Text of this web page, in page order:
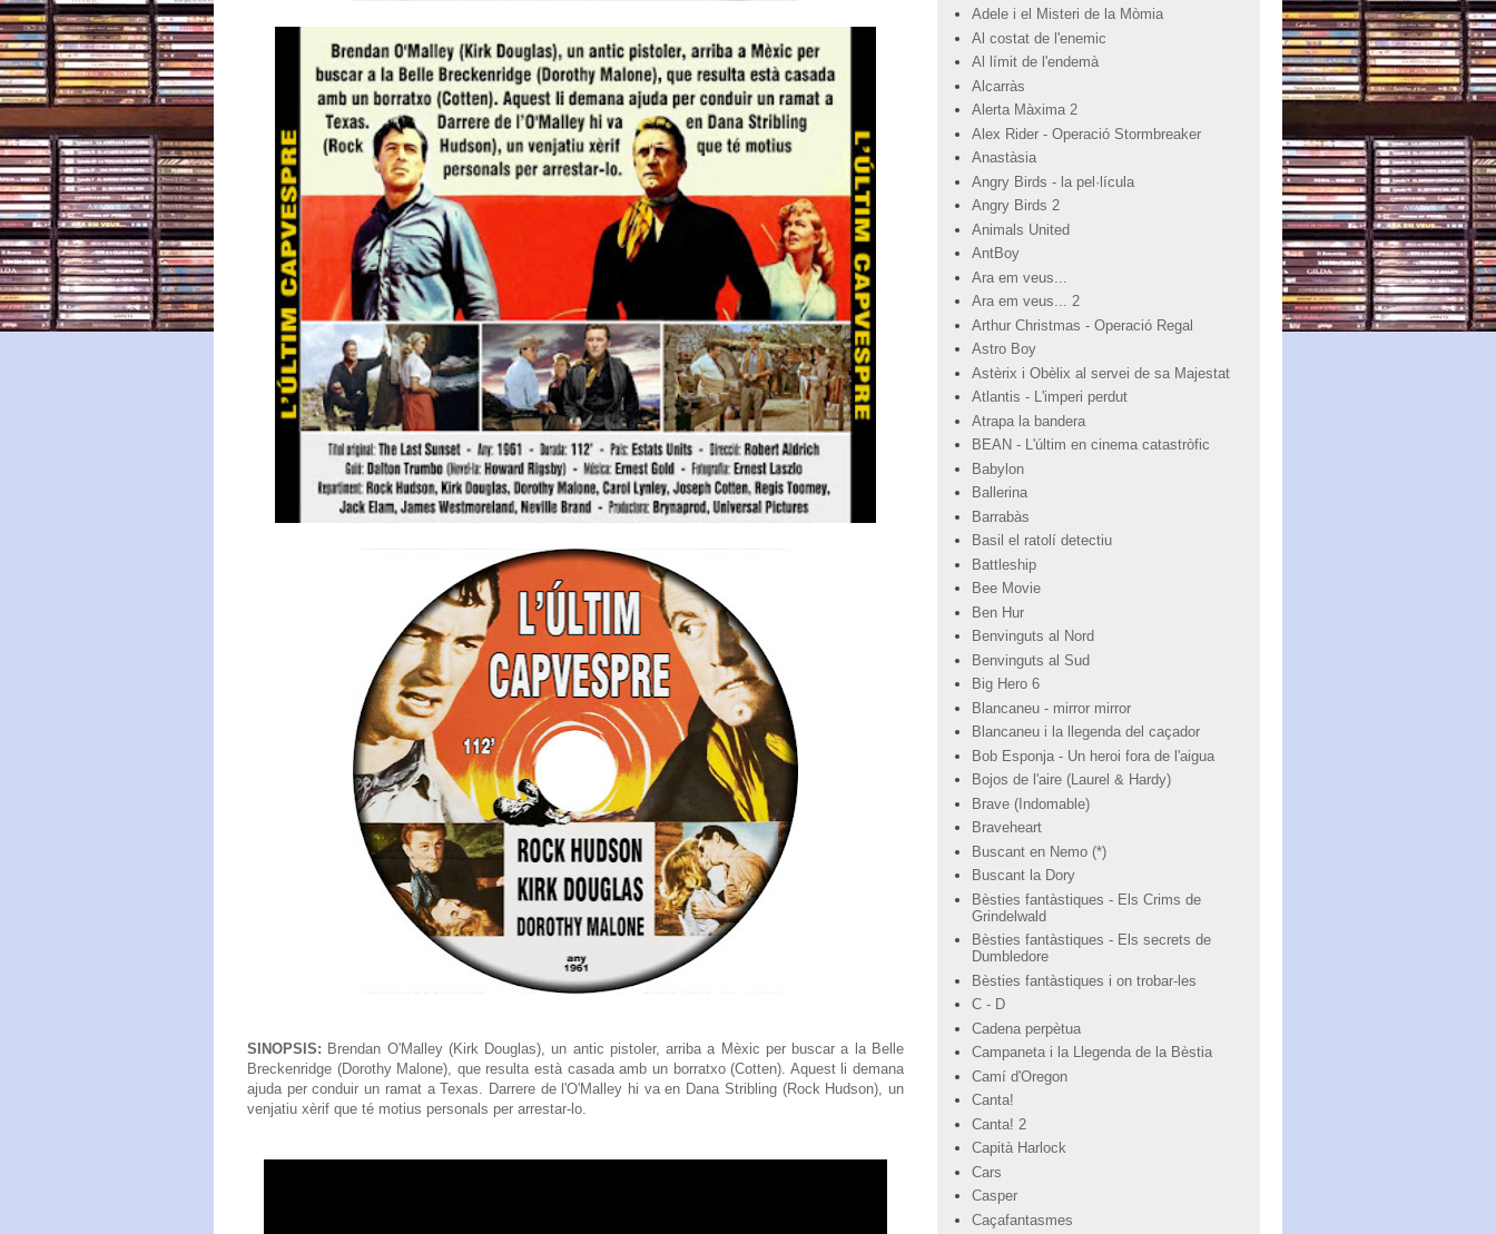
SINOPSIS: Brendan O'Malley (Kirk Douglas), un antic pistoler, arriba a Mèxic per buscar a la Belle
Breckenridge (Dorothy Malone), que resulta està casada amb un borratxo (Cotten). Aquest li demana
ajuda per conduir un ramat a Texas. Darrere de l'O'Malley hi va en Dana Stribling (Rock Hudson), un
venjatiu xèrif que té motius personals per arrestar-lo.
Adele i el Misteri de la Mòmia
Al costat de l'enemic
Al límit de l'endemà
Alcarràs
Alerta Màxima 2
Alex Rider - Operació Stormbreaker
Anastàsia
Angry Birds - la pel·lícula
Angry Birds 2
Animals United
AntBoy
Ara em veus...
Ara em veus... 2
Arthur Christmas - Operació Regal
Astro Boy
Astèrix i Obèlix al servei de sa Majestat
Atlantis - L'imperi perdut
Atrapa la bandera
BEAN - L'últim en cinema catastròfic
Babylon
Ballerina
Barrabàs
Basil el ratolí detectiu
Battleship
Bee Movie
Ben Hur
Benvinguts al Nord
Benvinguts al Sud
Big Hero 6
Blancaneu - mirror mirror
Blancaneu i la llegenda del caçador
Bob Esponja - Un heroi fora de l'aigua
Bojos de l'aire (Laurel & Hardy)
Brave (Indomable)
Braveheart
Buscant en Nemo (*)
Buscant la Dory
Bèsties fantàstiques - Els Crims de
Grindelwald
Bèsties fantàstiques - Els secrets de
Dumbledore
Bèsties fantàstiques i on trobar-les
C - D
Cadena perpètua
Campaneta i la Llegenda de la Bèstia
Camí d'Oregon
Canta!
Canta! 2
Capità Harlock
Cars
Casper
Caçafantasmes